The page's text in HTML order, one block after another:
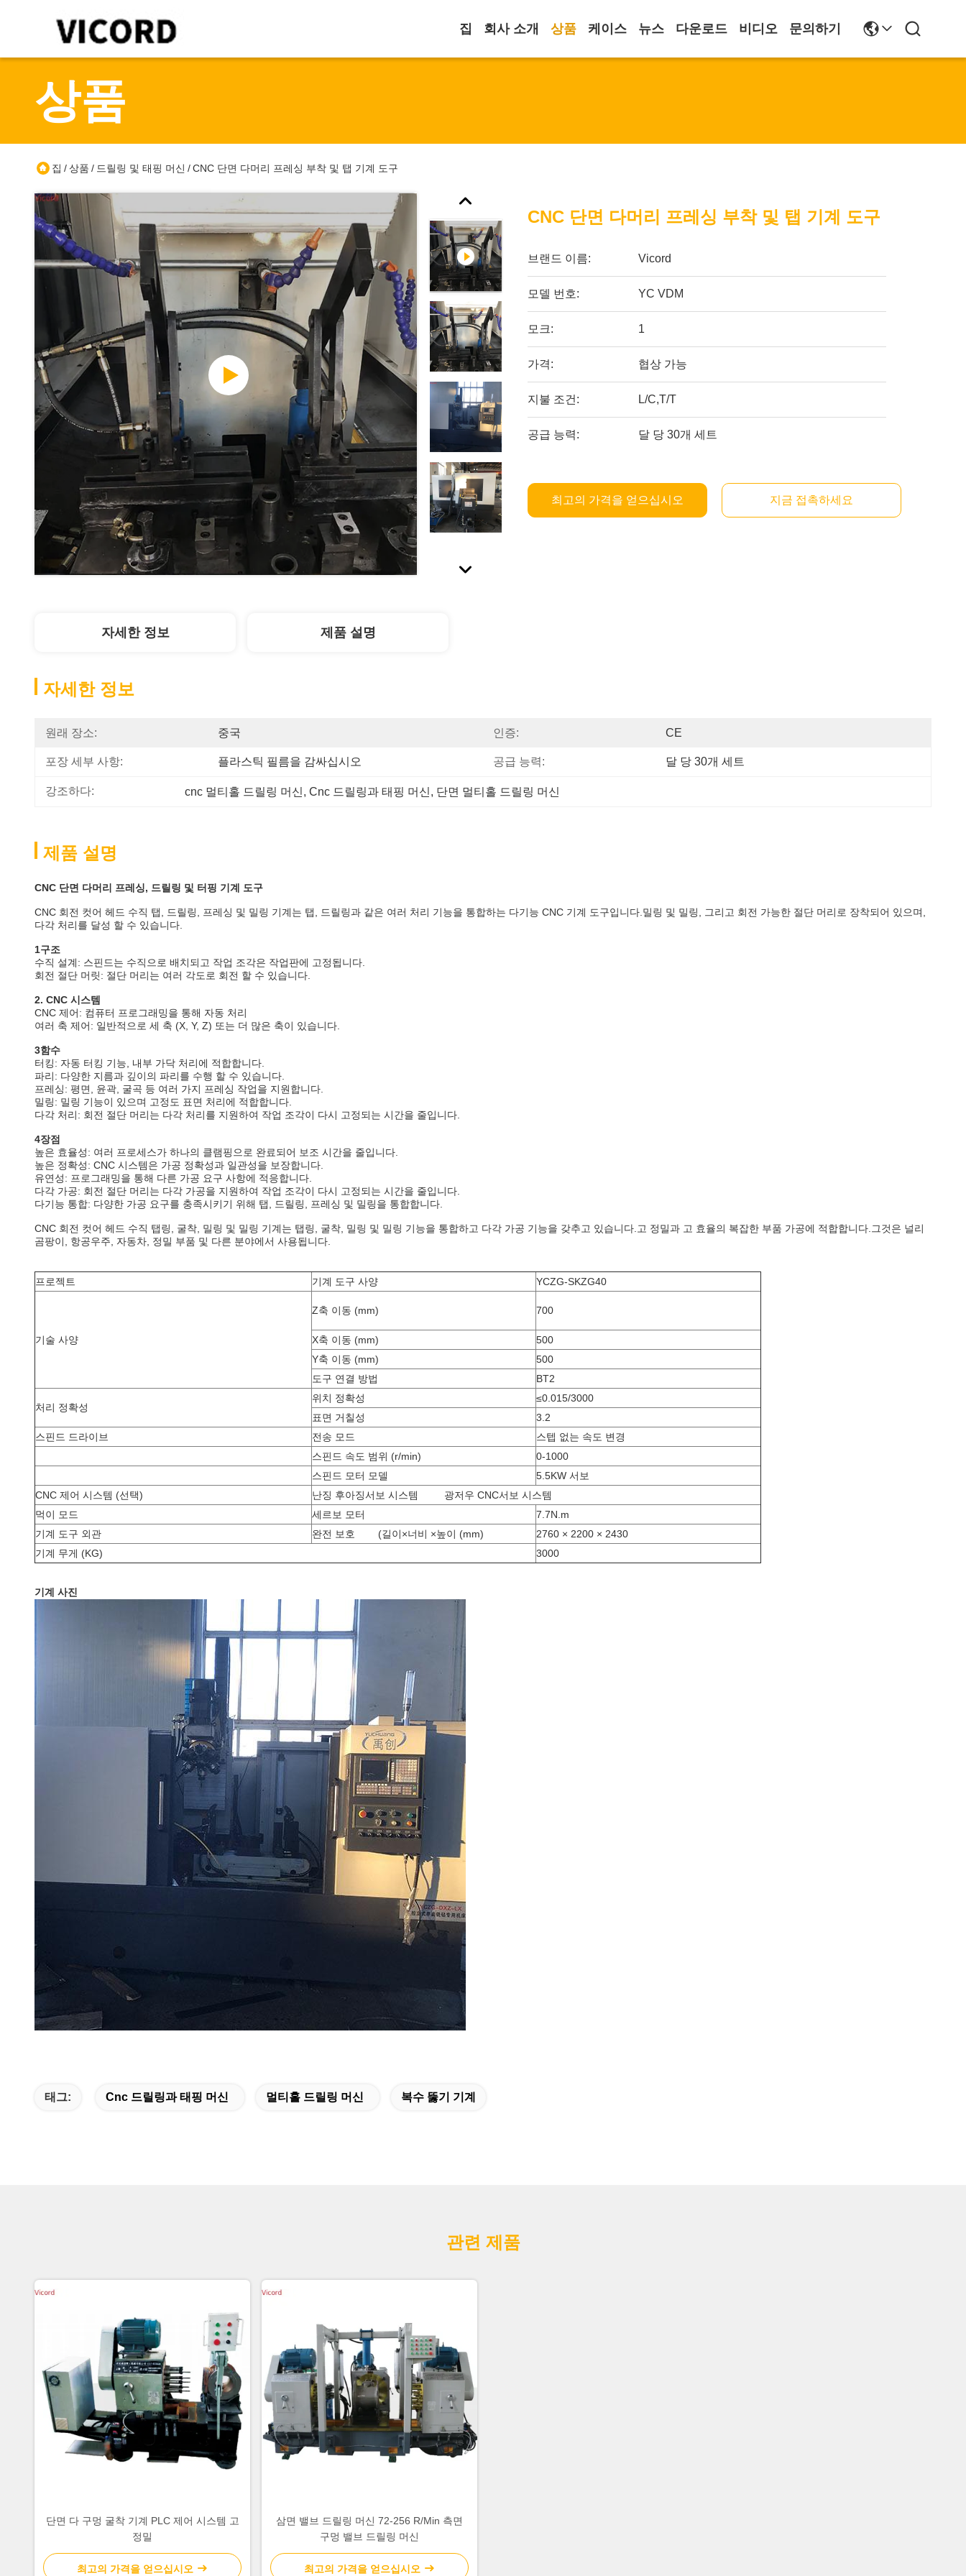
집 회사 소개 상품 케이스 뉴스 다운로드 비디오 문의하기
상품
집 /상품 / 드릴링 및 태핑 머신 /CNC 단면 다머리 프레싱 부착 및 탭 기계 도구
CNC 단면 다머리 프레싱 부착 및 탭 기계 도구
브랜드 이름: Vicord
모델 번호: YC VDM
모크: 1
가격: 협상 가능
지불 조건: L/C,T/T
공급 능력: 달 당 30개 세트
최고의 가격을 얻으십시오 지금 접촉하세요
자세한 정보 제품 설명
자세한 정보
원래 장소: 중국 인증: CE
포장 세부 사항: 플라스틱 필름을 감싸십시오 공급 능력: 달 당 30개 세트
강조하다: cnc 멀티홀 드릴링 머신, Cnc 드릴링과 태핑 머신, 단면 멀티홀 드릴링 머신
제품 설명
CNC 단면 다머리 프레싱, 드릴링 및 터핑 기계 도구
CNC 회전 컷어 헤드 수직 탭, 드릴링, 프레싱 및 밀링 기계는 탭, 드릴링과 같은 여러 처리 기능을 통합하는 다기능 CNC 기계 도구입니다.밀링 및 밀링, 그리고 회전 가능한 절단 머리로 장착되어 있으며,
다각 처리를 달성 할 수 있습니다.
1구조
수직 설계: 스핀드는 수직으로 배치되고 작업 조각은 작업판에 고정됩니다.
회전 절단 머릿: 절단 머리는 여러 각도로 회전 할 수 있습니다.
2. CNC 시스템
CNC 제어: 컴퓨터 프로그래밍을 통해 자동 처리
여러 축 제어: 일반적으로 세 축 (X, Y, Z) 또는 더 많은 축이 있습니다.
3함수
터킹: 자동 터킹 기능, 내부 가닥 처리에 적합합니다.
파리: 다양한 지름과 깊이의 파리를 수행 할 수 있습니다.
프레싱: 평면, 윤곽, 굴곡 등 여러 가지 프레싱 작업을 지원합니다.
밀링: 밀링 기능이 있으며 고정도 표면 처리에 적합합니다.
다각 처리: 회전 절단 머리는 다각 처리를 지원하여 작업 조각이 다시 고정되는 시간을 줄입니다.
4장점
높은 효율성: 여러 프로세스가 하나의 클램핑으로 완료되어 보조 시간을 줄입니다.
높은 정확성: CNC 시스템은 가공 정확성과 일관성을 보장합니다.
유연성: 프로그래밍을 통해 다른 가공 요구 사항에 적응합니다.
다각 가공: 회전 절단 머리는 다각 가공을 지원하여 작업 조각이 다시 고정되는 시간을 줄입니다.
다기능 통합: 다양한 가공 요구를 충족시키기 위해 탭, 드릴링, 프레싱 및 밀링을 통합합니다.
CNC 회전 컷어 헤드 수직 탭링, 굴착, 밀링 및 밀링 기계는 탭링, 굴착, 밀링 및 밀링 기능을 통합하고 다각 가공 기능을 갖추고 있습니다.고 정밀과 고 효율의 복잡한 부품 가공에 적합합니다.그것은 널리
곰팡이, 항공우주, 자동차, 정밀 부품 및 다른 분야에서 사용됩니다.
프로젝트 기계 도구 사양 YCZG-SKZG40
기술 사양
Z축 이동 (mm) 700
X축 이동 (mm)
500
Y축 이동 (mm)
500
도구 연결 방법
BT2
처리 정확성
위치 정확성
≤0.015/3000
표면 거칠성
3.2
스핀드 드라이브
전송 모드
스텝 없는 속도 변경
스핀드 속도 범위 (r/min)
0-1000
스핀드 모터 모델
5.5KW 서보
CNC 제어 시스템 (선택)
난징 후아징서보 시스템
광저우 CNC서보 시스템
먹이 모드
세르보 모터
7.7N.m
기계 도구 외관
완전 보호 (길이×너비 ×높이 (mm)
2760 × 2200 × 2430
기계 무게 (KG)
3000
기계 사진
태그: Cnc 드릴링과 태핑 머신 멀티홀 드릴링 머신 복수 뚫기 기계
관련 제품
단면 다 구멍 굴착 기계 PLC 제어 시스템 고
정밀
최고의 가격을 얻으십시오
삼면 밸브 드릴링 머신 72-256 R/Min 측면
구멍 밸브 드릴링 머신
최고의 가격을 얻으십시오